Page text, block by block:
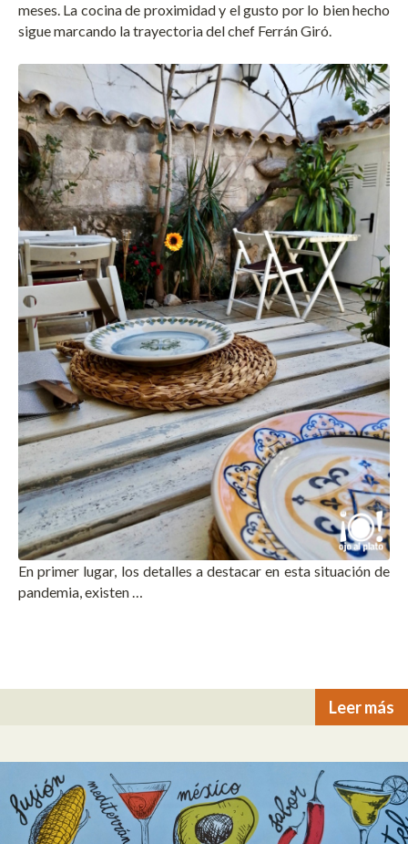
meses. La cocina de proximidad y el gusto por lo bien hecho
sigue marcando la trayectoria del chef Ferrán Giró.
En primer lugar, los detalles a destacar en esta situación de
pandemia, existen …
Leer más